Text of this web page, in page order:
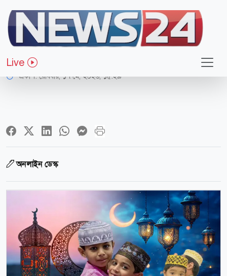
Live
আন্তর্জাতিক
২৭ নাকি ২৮ মে ঈদ? যা জানা গেল
প্রকাশ:রোববার, ১৭ মে, ২০২৬, ১৫:২৯
অনলাইন ডেস্ক